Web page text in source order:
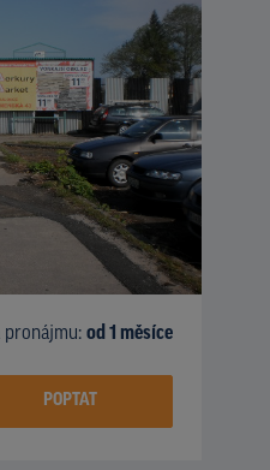
pronájmu: od 1 měsíce
POPTAT